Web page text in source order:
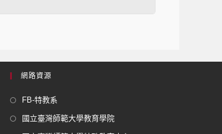
網路資源
FB-特教系
國立臺灣師範大學教育學院